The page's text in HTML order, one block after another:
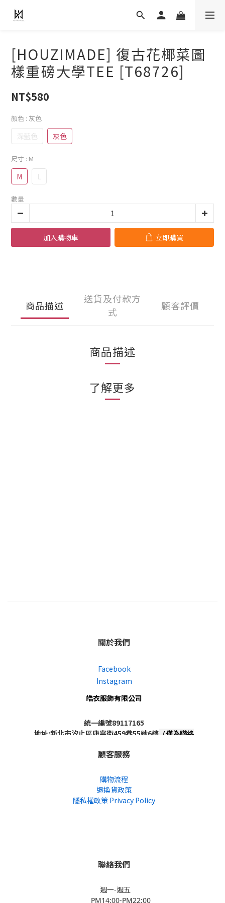
[HOUZIMADE] 復古花椰菜圖
樣重磅大學TEE [T68726]
NT$580
顏色 : 灰色
深藍色 灰色
尺寸 : M
M L
數量
加入購物車 立即購買
商品描述
送貨及付款方
式
顧客評價
商品描述
了解更多
關於我們
Facebook
Instagram
皓衣服飾有限公司
統一編號89117165
地址:新北市汐止區康寧街459巷55號6樓 （僅為聯絡
顧客服務
購物流程
退換貨政策
隱私權政策 Privacy Policy
聯絡我們
週一-週五
PM14:00-PM22:00